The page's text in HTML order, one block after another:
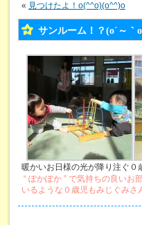
« 見つけたよ！o(^^o)(o^^)o
サンルーム！？(o´～｀
暖かいお日様の光が降り注ぐ０
“ ぽかぽか ” で気持ちの良いお
いるような０歳児もみじぐみさ